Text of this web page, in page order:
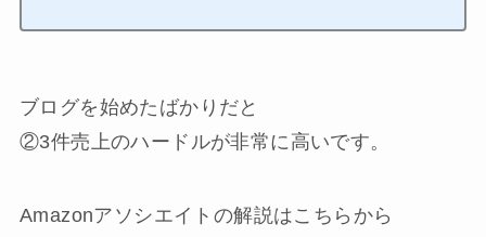
ブログを始めたばかりだと
②3件売上のハードルが非常に高いです。
Amazonアソシエイトの解説はこちらから